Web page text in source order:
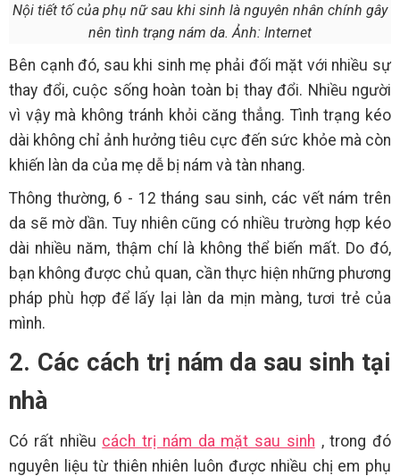
Nội tiết tố của phụ nữ sau khi sinh là nguyên nhân chính gây
nên tình trạng nám da. Ảnh: Internet
Bên cạnh đó, sau khi sinh mẹ phải đối mặt với nhiều sự
thay đổi, cuộc sống hoàn toàn bị thay đổi. Nhiều người
vì vậy mà không tránh khỏi căng thẳng. Tình trạng kéo
dài không chỉ ảnh hưởng tiêu cực đến sức khỏe mà còn
khiến làn da của mẹ dễ bị nám và tàn nhang.
Thông thường, 6 - 12 tháng sau sinh, các vết nám trên
da sẽ mờ dần. Tuy nhiên cũng có nhiều trường hợp kéo
dài nhiều năm, thậm chí là không thể biến mất. Do đó,
bạn không được chủ quan, cần thực hiện những phương
pháp phù hợp để lấy lại làn da mịn màng, tươi trẻ của
mình.
2. Các cách trị nám da sau sinh tại
nhà
Có rất nhiều cách trị nám da mặt sau sinh , trong đó
nguyên liệu từ thiên nhiên luôn được nhiều chị em phụ